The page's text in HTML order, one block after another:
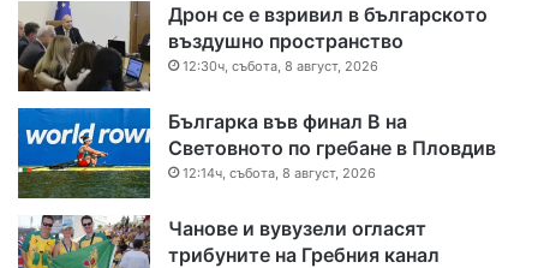
Дрон се е взривил в българското
въздушно пространство
12:30ч, събота, 8 август, 2026
Българка във финал B на
Световното по гребане в Пловдив
12:14ч, събота, 8 август, 2026
Чанове и вувузели огласят
трибуните на Гребния канал